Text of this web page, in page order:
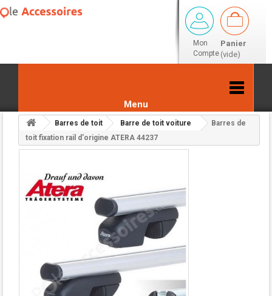
Mon
Compte
Panier
(vide)
Menu
Barres de toit Barre de toit voiture
Barres de
toit fixation rail d'origine ATERA 44237